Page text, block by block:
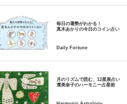
毎日の運勢がわかる！
月のリズムで読む、12星座占い